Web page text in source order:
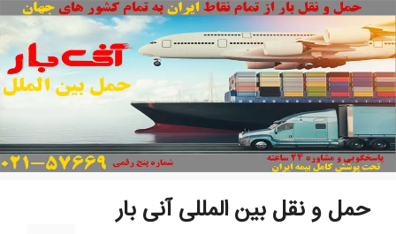
حمل و نقل بین المللی آنی بار